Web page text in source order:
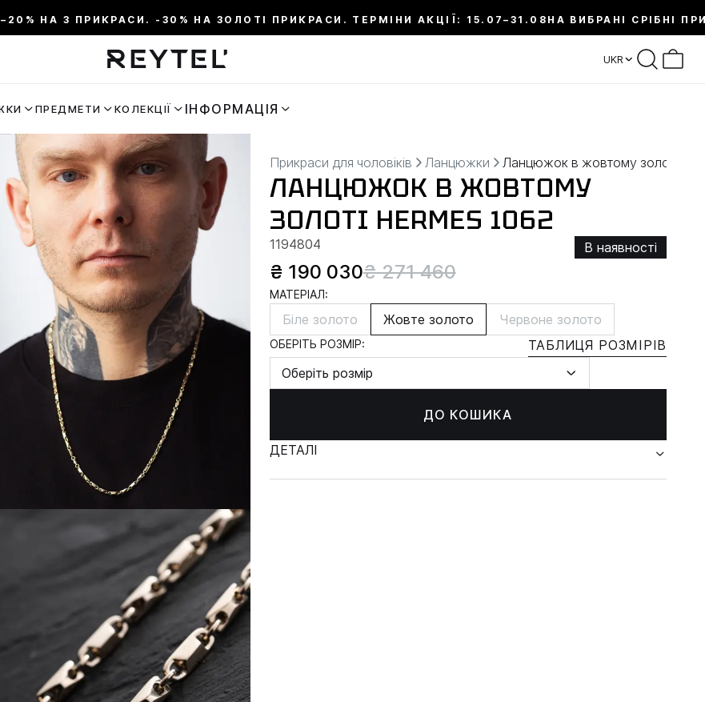
НА 3 ПРИКРАСИ. -30% НА ЗОЛОТІ ПРИКРАСИ. ТЕРМІНИ АКЦІЇ: 15.07–31.08 НА ВИБРАНІ СРІБНІ
UKR
ПРЕДМЕТИ КОЛЕКЦІЇ ІНФОРМАЦІЯ
Прикраси для чоловіків Ланцюжки Ланцюжок в жовтому золоті
ЛАНЦЮЖОК В ЖОВТОМУ
ЗОЛОТІ HERMES 1062
1194804 В наявності
₴ 190 030₴ 271 460
МАТЕРІАЛ:
Біле золото Жовте золото Червоне золото
ОБЕРІТЬ РОЗМІР:
ТАБЛИЦЯ РОЗМІРІВ
Оберіть розмір
ДО КОШИКА
ДЕТАЛІ